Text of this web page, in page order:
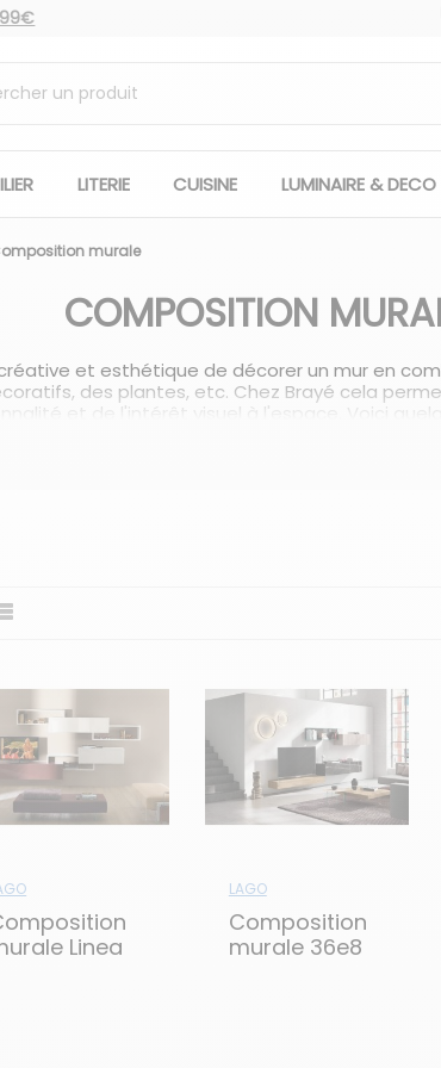
99€
LITERIE CUISINE LUMINAIRE & DECO
murale
COMPOSITION
et esthétique de décorer un mur en
des plantes, etc. Chez Brayé cela
et de l'intérêt visuel à l'espace. Voici
Linea
LAGO
Composition
murale 36e8